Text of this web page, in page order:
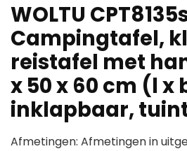
WOLTU
Campingtafel,
reistafel met
x 50 x 60 cm (l x
inklapbaar,
Afmetingen: Afmetingen in